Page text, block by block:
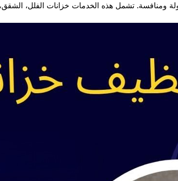
ومنافسة. تشمل هذه الخدمات خزانات الفلل، الشقق،